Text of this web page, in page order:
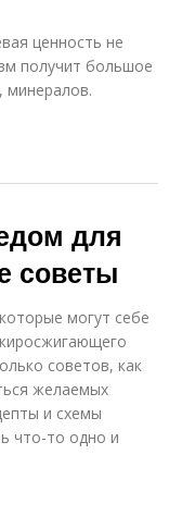
ценность не
получит большое
минералов.
для
советы
могут себе
советов, как
желаемых
и схемы
что-то одно и